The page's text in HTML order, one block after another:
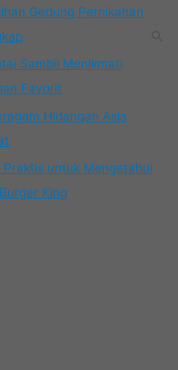
Gedung Pernikahan
Sambil Menikmati
Favorit
Hidangan Asia
untuk Mengetahui
King